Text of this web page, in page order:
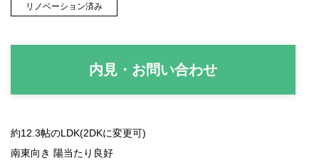
リノベーション済み
内見・お問い合わせ
約12.3帖のLDK(2DKに変更可)
南東向き 陽当たり良好